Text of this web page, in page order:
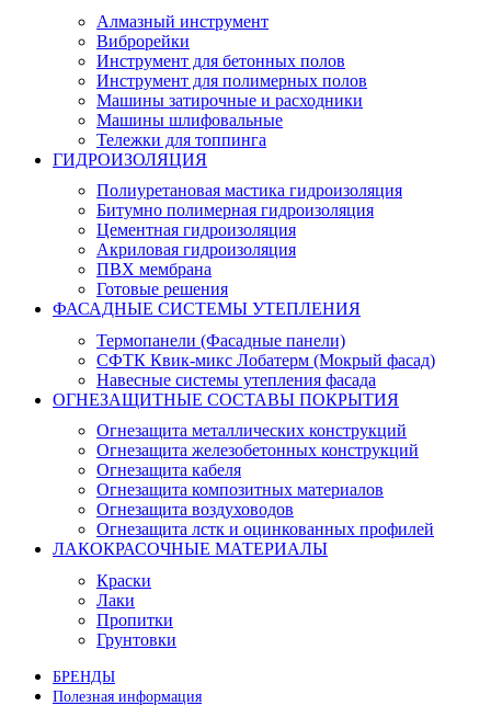
Алмазный инструмент
Виброрейки
Инструмент для бетонных полов
Инструмент для полимерных полов
Машины затирочные и расходники
Машины шлифовальные
Тележки для топпинга
ГИДРОИЗОЛЯЦИЯ
Полиуретановая мастика гидроизоляция
Битумно полимерная гидроизоляция
Цементная гидроизоляция
Акриловая гидроизоляция
ПВХ мембрана
Готовые решения
ФАСАДНЫЕ СИСТЕМЫ УТЕПЛЕНИЯ
Термопанели (Фасадные панели)
СФТК Квик-микс Лобатерм (Мокрый фасад)
Навесные системы утепления фасада
ОГНЕЗАЩИТНЫЕ СОСТАВЫ ПОКРЫТИЯ
Огнезащита металлических конструкций
Огнезащита железобетонных конструкций
Огнезащита кабеля
Огнезащита композитных материалов
Огнезащита воздуховодов
Огнезащита лстк и оцинкованных профилей
ЛАКОКРАСОЧНЫЕ МАТЕРИАЛЫ
Краски
Лаки
Пропитки
Грунтовки
БРЕНДЫ
Полезная информация